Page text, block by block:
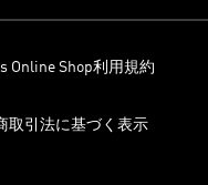
Online Shop利用規約
取引法に基づく表示